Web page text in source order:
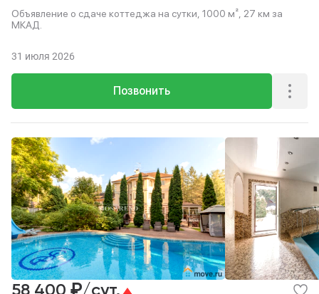
Объявление о сдаче коттеджа на сутки, 1000 м², 27 км за
МКАД.
Позвонить
31 июля 2026
58 400 ₽/сут.